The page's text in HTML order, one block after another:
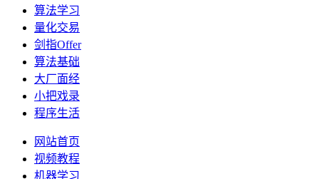
算法学习
量化交易
剑指Offer
算法基础
大厂面经
小把戏录
程序生活
网站首页
视频教程
机器学习